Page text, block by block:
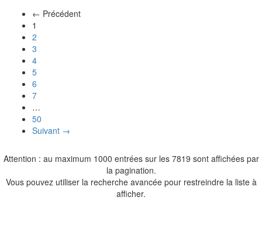
← Précédent
1
2
3
4
5
6
7
…
50
Suivant →
Attention : au maximum 1000 entrées sur les 7819 sont affichées par
la pagination.
Vous pouvez utiliser la recherche avancée pour restreindre la liste à
afficher.